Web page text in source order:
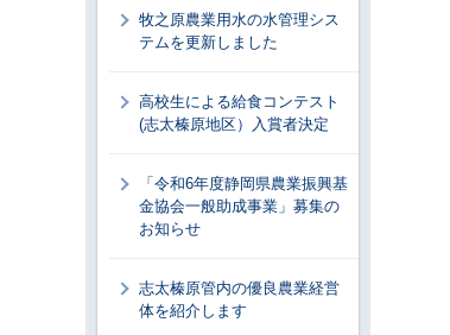
牧之原農業用水の水管理シス
テムを更新しました
高校生による給食コンテスト
(志太榛原地区）入賞者決定
「令和6年度静岡県農業振興基
金協会一般助成事業」募集の
お知らせ
志太榛原管内の優良農業経営
体を紹介します